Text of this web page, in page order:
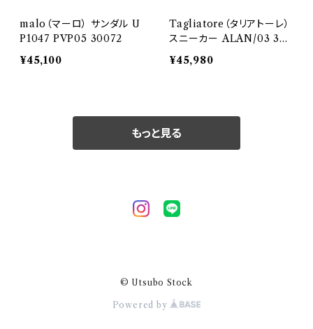
malo（マーロ） サンダル U
P1047 PVP05 30072
¥45,100
Tagliatore（タリアトーレ）
スニーカー ALAN/03 304
10
¥45,980
もっと見る
© Utsubo Stock
Powered by